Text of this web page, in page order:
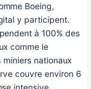
Boeing,
y participent.
à 100% des
comme le
nationaux
couvre environ 6